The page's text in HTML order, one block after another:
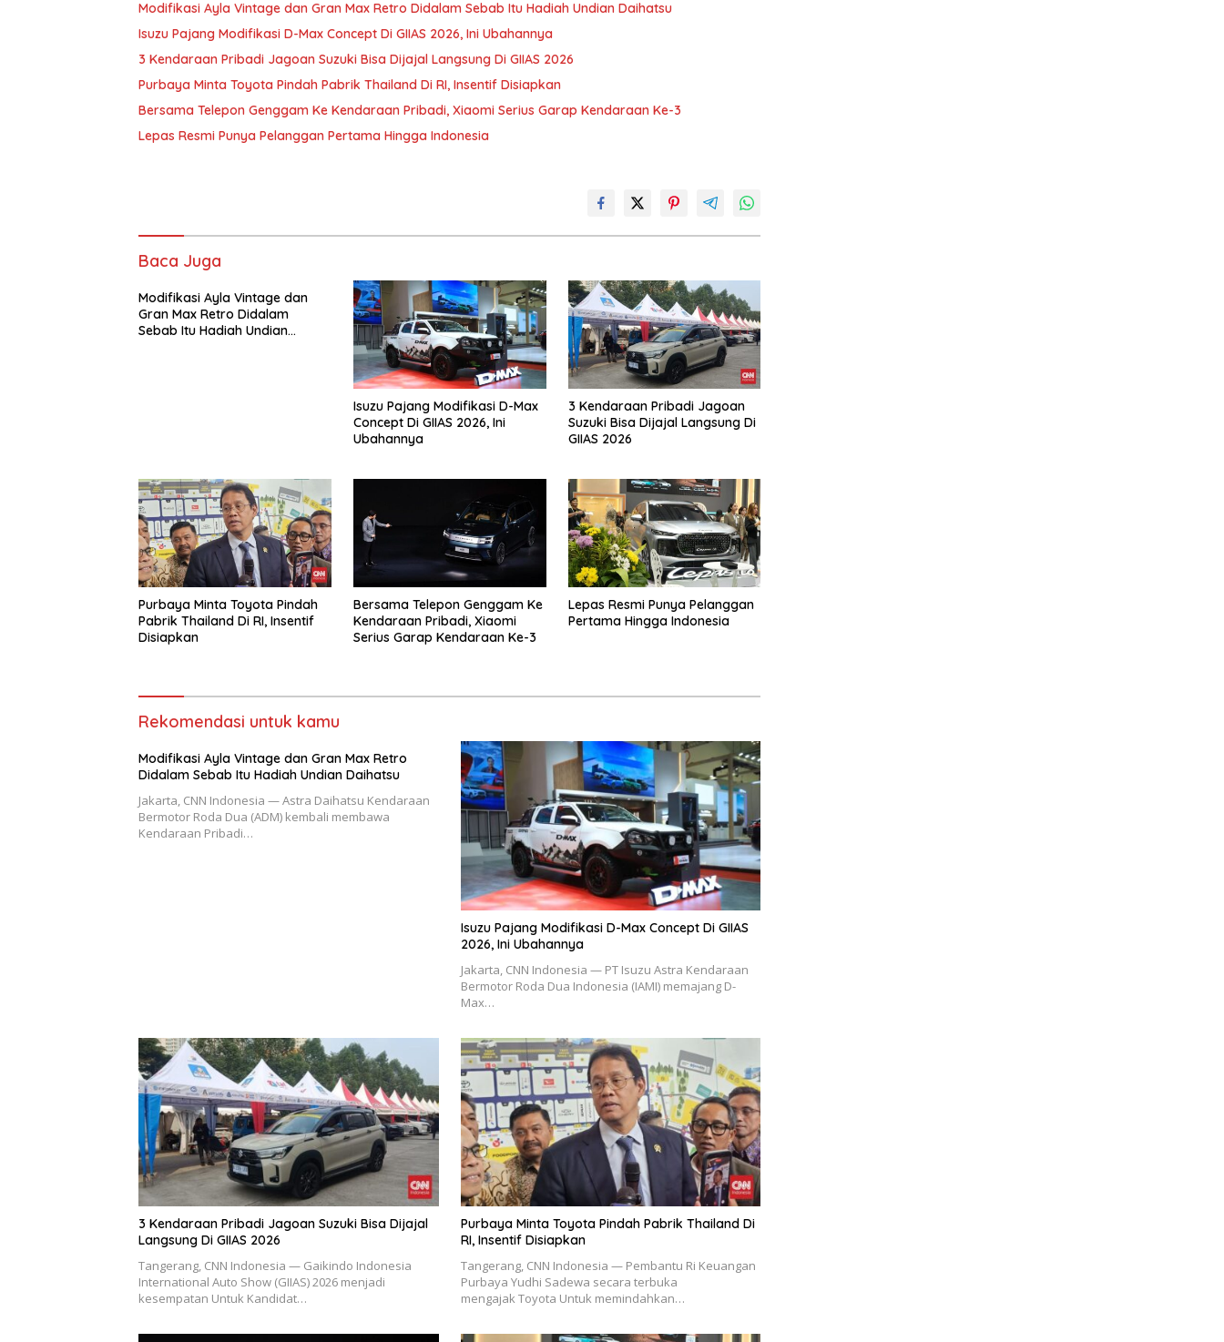
Modifikasi Ayla Vintage dan Gran Max Retro Didalam Sebab Itu Hadiah Undian Daihatsu
Isuzu Pajang Modifikasi D-Max Concept Di GIIAS 2026, Ini Ubahannya
3 Kendaraan Pribadi Jagoan Suzuki Bisa Dijajal Langsung Di GIIAS 2026
Purbaya Minta Toyota Pindah Pabrik Thailand Di RI, Insentif Disiapkan
Bersama Telepon Genggam Ke Kendaraan Pribadi, Xiaomi Serius Garap Kendaraan Ke-3
Lepas Resmi Punya Pelanggan Pertama Hingga Indonesia
Baca Juga
Modifikasi Ayla Vintage dan
Gran Max Retro Didalam
Sebab Itu Hadiah Undian
Isuzu Pajang Modifikasi D-Max
Concept Di GIIAS 2026, Ini
Ubahannya
3 Kendaraan Pribadi Jagoan
Suzuki Bisa Dijajal Langsung Di
GIIAS 2026
Purbaya Minta Toyota Pindah
Pabrik Thailand Di RI, Insentif
Disiapkan
Bersama Telepon Genggam Ke
Kendaraan Pribadi, Xiaomi
Serius Garap Kendaraan Ke-3
Lepas Resmi Punya Pelanggan
Pertama Hingga Indonesia
Rekomendasi untuk kamu
Modifikasi Ayla Vintage dan Gran Max Retro
Didalam Sebab Itu Hadiah Undian Daihatsu
Jakarta, CNN Indonesia — Astra Daihatsu Kendaraan
Bermotor Roda Dua (ADM) kembali membawa
Kendaraan Pribadi…
Isuzu Pajang Modifikasi D-Max Concept Di GIIAS
2026, Ini Ubahannya
Jakarta, CNN Indonesia — PT Isuzu Astra Kendaraan
Bermotor Roda Dua Indonesia (IAMI) memajang D-
Max…
3 Kendaraan Pribadi Jagoan Suzuki Bisa Dijajal
Langsung Di GIIAS 2026
Tangerang, CNN Indonesia — Gaikindo Indonesia
International Auto Show (GIIAS) 2026 menjadi
kesempatan Untuk Kandidat…
Purbaya Minta Toyota Pindah Pabrik Thailand Di
RI, Insentif Disiapkan
Tangerang, CNN Indonesia — Pembantu Ri Keuangan
Purbaya Yudhi Sadewa secara terbuka
mengajak Toyota Untuk memindahkan…